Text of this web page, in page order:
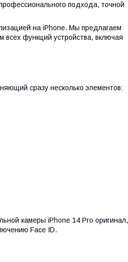
подхода, точной
на iPhone. Мы предлагаем
функций устройства, включая
сразу несколько элементов:
камеры iPhone 14 Pro оригинал,
Face ID.